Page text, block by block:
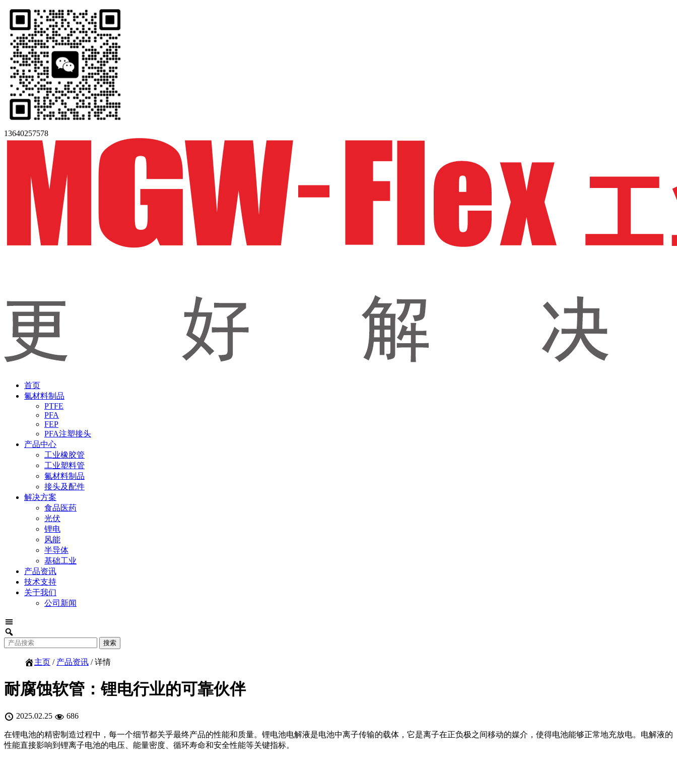
13640257578
首页
氟材料制品
PTFE
PFA
FEP
PFA注塑接头
产品中心
工业橡胶管
工业塑料管
氟材料制品
接头及配件
解决方案
食品医药
光伏
锂电
风能
半导体
基础工业
产品资讯
技术支持
关于我们
公司新闻
主页 / 产品资讯 / 详情
耐腐蚀软管：锂电行业的可靠伙伴
2025.02.25 686
在锂电池的精密制造过程中，每一个细节都关乎最终产品的性能和质量。锂电池电解液是电池中离子传输的载体，它是离子在正负极之间移动的媒介，使得电池能够正常地充放电。电解液的
性能直接影响到锂离子电池的电压、能量密度、循环寿命和安全性能等关键指标。